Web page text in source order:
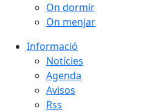
On dormir
On menjar
Informació
Notícies
Agenda
Avisos
Rss